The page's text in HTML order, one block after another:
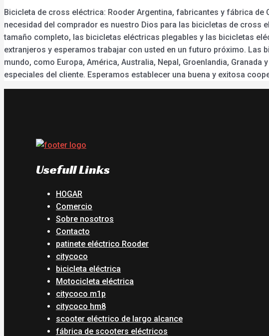
Bicicleta de cross eléctrica: Rooder Argentina, fabricantes y fábrica de
necesidad del comprador es nuestro Dios para las bicicletas de
tamaño completo, las bicicletas eléctricas plegables y las bicicletas
extranjeros y esperamos trabajar con usted en un futuro próximo.
mundo, como Europa, América, Australia, Nepal, Groenlandia,
especiales del cliente. Esperamos establecer una buena y exitosa
Usefull Links
HOGAR
Comercio
Sobre nosotros
Contacto
patinete eléctrico Rooder
citycoco
bicicleta eléctrica
Motocicleta eléctrica
citycoco m1p
citycoco hm8
scooter eléctrico de largo alcance
fábrica de scooters eléctricos